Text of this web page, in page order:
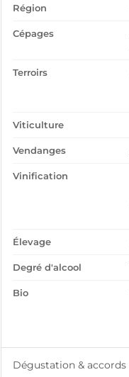
Région
Cépages
Terroirs
Viticulture
Vendanges
Vinification
Élevage
Degré d'alcool
Bio
Dégustation & accords